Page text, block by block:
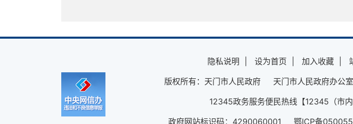
隐私说明 设为首页 加入收藏
版权所有：天门市人民政府 天门市人民政府办公
12345政务服务便民热线【12345（市
政府网站标识码：4290060001 鄂ICP备